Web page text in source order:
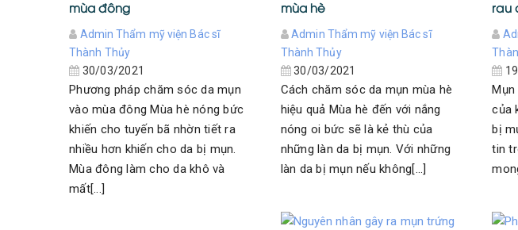
mùa đông
Admin Thẩm mỹ viện Bác sĩ
Thành Thủy
30/03/2021
Phương pháp chăm sóc da mụn
vào mùa đông Mùa hè nóng bức
khiến cho tuyến bã nhờn tiết ra
nhiều hơn khiến cho da bị mụn.
Mùa đông làm cho da khô và
mất[...]
mùa hè
Admin Thẩm mỹ viện Bác sĩ
Thành Thủy
30/03/2021
Cách chăm sóc da mụn mùa hè
hiệu quả Mùa hè đến với nắng
nóng oi bức sẽ là kẻ thù của
những làn da bị mụn. Với những
làn da bị mụn nếu không[...]
rau
của
bị
tin